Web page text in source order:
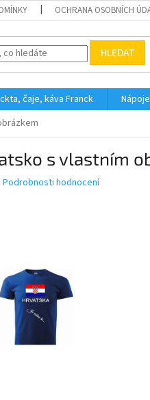
OCHRANA OSOBNÍCH
HLEDAT
čaje, káva Franck
s vlastním
Podrobnosti hodnocení